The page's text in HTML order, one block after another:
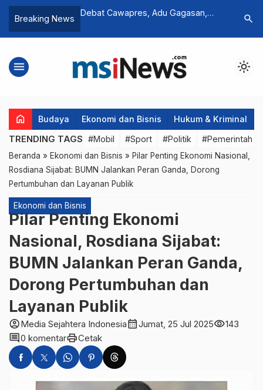
Breaking News
Rasa
dan Anak Didik
Debat Cawapres, Adu Gagasan,
Kembali
Lakukan
search
menu light_mode
home Budaya Ekonomi dan Bisnis Hukum & Kriminal
TRENDING TAGS #Mobil #Sport #Politik #Pemerintah
Beranda » Ekonomi dan Bisnis » Pilar Penting Ekonomi Nasional,
Rosdiana Sijabat: BUMN Jalankan Peran Ganda, Dorong
Pertumbuhan dan Layanan Publik
Ekonomi dan Bisnis
Pilar Penting Ekonomi
Nasional, Rosdiana Sijabat:
BUMN Jalankan Peran Ganda,
Dorong Pertumbuhan dan
Layanan Publik
account_circleMedia Sejahtera Indonesiacalendar_monthJumat, 25 Jul 2025visibility143
comment0 komentarprintCetak